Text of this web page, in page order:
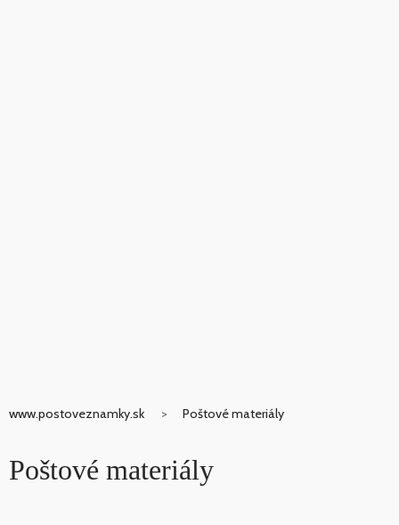
www.postoveznamky.sk Poštové materiály
Poštové materiály